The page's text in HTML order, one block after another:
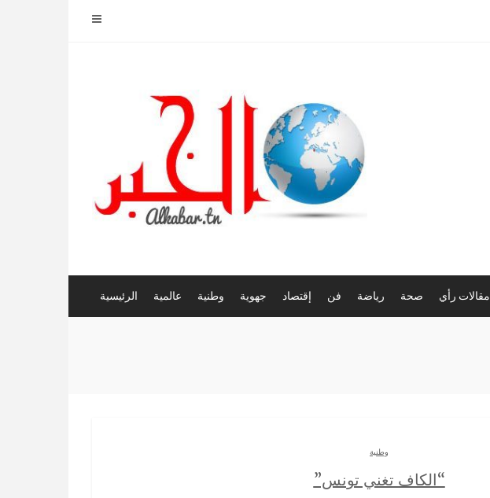
الرئيسية عالمية وطنية جهوية إقتصاد فن رياضة صحة مقالات رأي
وطنية
“الكاف تغني تونس”